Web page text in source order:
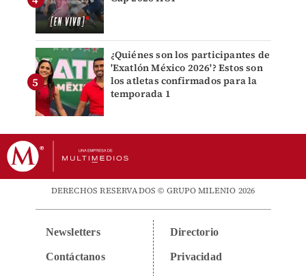
¿Quiénes son los participantes de
'Exatlón México 2026'? Estos son
los atletas confirmados para la
temporada 1
DERECHOS RESERVADOS © GRUPO MILENIO 2026
Newsletters
Contáctanos
Directorio
Privacidad